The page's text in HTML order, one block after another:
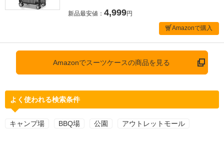
新品最安値： 4,999円
Amazonで購入
Amazonでスーツケースの商品を見る
よく使われる検索条件
キャンプ場 BBQ場 公園 アウトレットモール